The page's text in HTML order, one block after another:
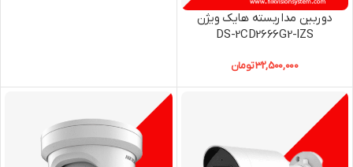
دوربین مداربسته هایک ویژن
DS-2CD2666G2-IZS
32,500,000تومان